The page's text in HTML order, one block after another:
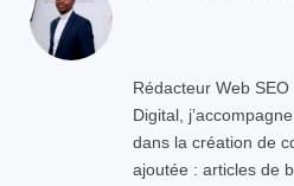
Rédacteur Web
Digital,
dans la création de
ajoutée : articles de